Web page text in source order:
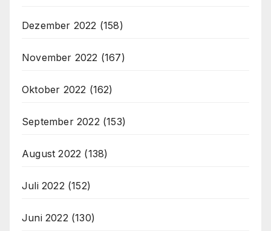
Dezember 2022 (158)
November 2022 (167)
Oktober 2022 (162)
September 2022 (153)
August 2022 (138)
Juli 2022 (152)
Juni 2022 (130)